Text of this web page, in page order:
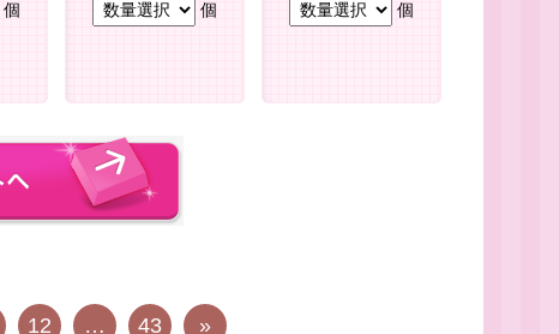
個 個 個
12 … 43 »